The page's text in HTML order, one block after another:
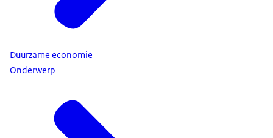
Duurzame economie
Onderwerp